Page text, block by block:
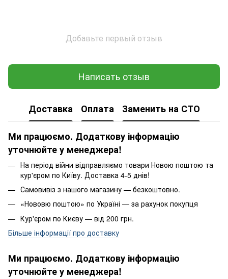
Добавьте первый отзыв
Написать отзыв
Доставка Оплата Заменить на СТО
Ми працюємо. Додаткову інформацію
уточнюйте у менеджера!
На період війни відправляємо товари Новою поштою та
кур'єром по Київу. Доставка 4-5 днів!
Самовивіз з нашого магазину — безкоштовно.
«Нововю поштою» по Україні — за рахунок покупця
Кур'єром по Києву — від 200 грн.
Більше інформації про доставку
Ми працюємо. Додаткову інформацію
уточнюйте у менеджера!